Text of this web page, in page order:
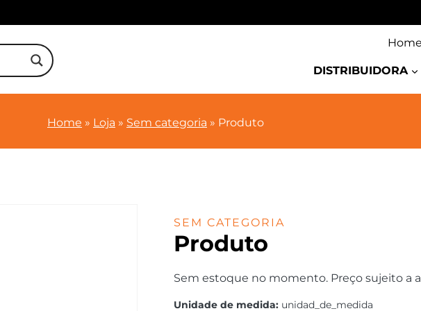
Home
DISTRIBUIDORA
Home » Loja » Sem categoria » Produto
SEM CATEGORIA
Produto
Sem estoque no momento. Preço sujeito a
Unidade de medida:unidad_de_medida